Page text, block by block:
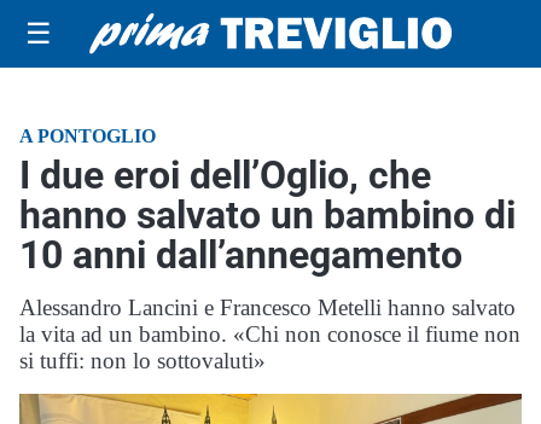
☰
A PONTOGLIO
I due eroi dell’Oglio, che
hanno salvato un bambino di
10 anni dall’annegamento
Alessandro Lancini e Francesco Metelli hanno salvato
la vita ad un bambino. «Chi non conosce il fiume non
si tuffi: non lo sottovaluti»